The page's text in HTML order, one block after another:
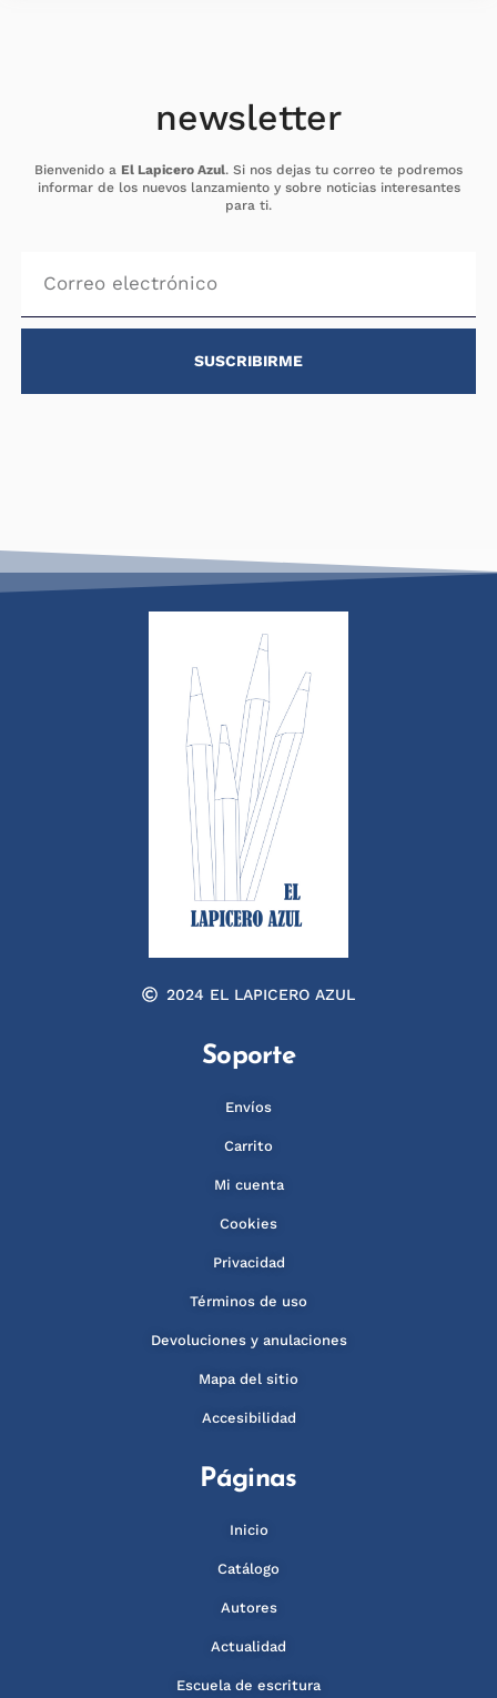
newsletter
Bienvenido a El Lapicero Azul. Si nos dejas tu correo te podremos
informar de los nuevos lanzamiento y sobre noticias interesantes
para ti.
SUSCRIBIRME
2024 EL LAPICERO AZUL
Soporte
Envíos
Carrito
Mi cuenta
Cookies
Privacidad
Términos de uso
Devoluciones y anulaciones
Mapa del sitio
Accesibilidad
Páginas
Inicio
Catálogo
Autores
Actualidad
Escuela de escritura